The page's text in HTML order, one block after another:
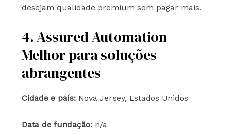
desejam qualidade premium sem pagar mais.
4. Assured Automation -
Melhor para soluções
abrangentes
Cidade e país:Nova Jersey, Estados Unidos
Data de fundação:n/a